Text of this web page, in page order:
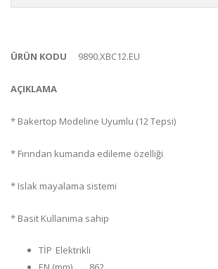
ÜRÜN KODU 9890.XBC12.EU
AÇIKLAMA
* Bakertop Modeline Uyumlu (12 Tepsi)
* Fırından kumanda edileme özelliği
* Islak mayalama sistemi
* Basit Kullanıma sahip
TİP Elektrikli